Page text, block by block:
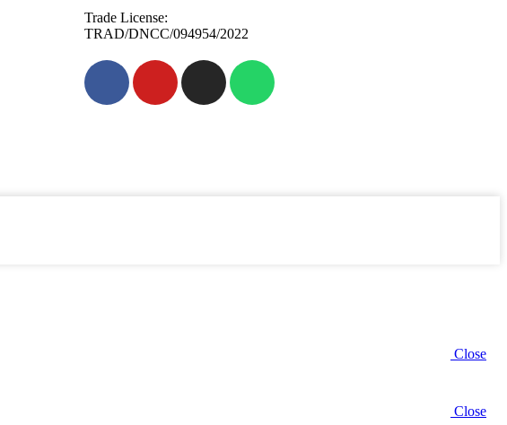
Trade License:
TRAD/DNCC/094954/2022
Close
Close